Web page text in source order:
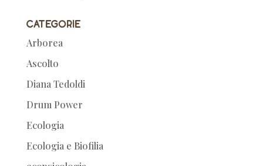
Categorie
Arborea
Ascolto
Diana Tedoldi
Drum Power
Ecologia
Ecologia e Biofilia